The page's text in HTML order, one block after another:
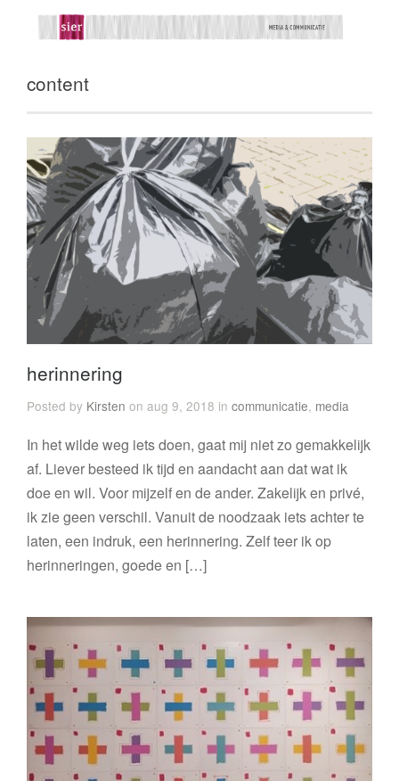
content
herinnering
Posted by Kirsten on aug 9, 2018 in communicatie, media
In het wilde weg iets doen, gaat mij niet zo gemakkelijk
af. Liever besteed ik tijd en aandacht aan dat wat ik
doe en wil. Voor mijzelf en de ander. Zakelijk en privé,
ik zie geen verschil. Vanuit de noodzaak iets achter te
laten, een indruk, een herinnering. Zelf teer ik op
herinneringen, goede en […]